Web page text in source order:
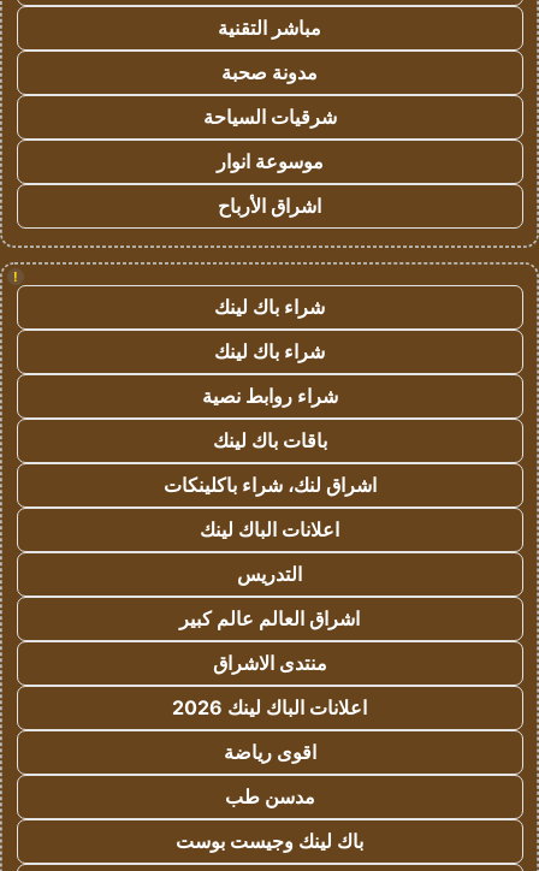
مباشر التقنية
مدونة صحبة
شرقيات السياحة
موسوعة انوار
اشراق الأرباح
!
شراء باك لينك
شراء باك لينك
شراء روابط نصية
باقات باك لينك
اشراق لنك، شراء باكلينكات
اعلانات الباك لينك
التدريس
اشراق العالم عالم كبير
منتدى الاشراق
اعلانات الباك لينك 2026
اقوى رياضة
مدسن طب
باك لينك وجيست بوست